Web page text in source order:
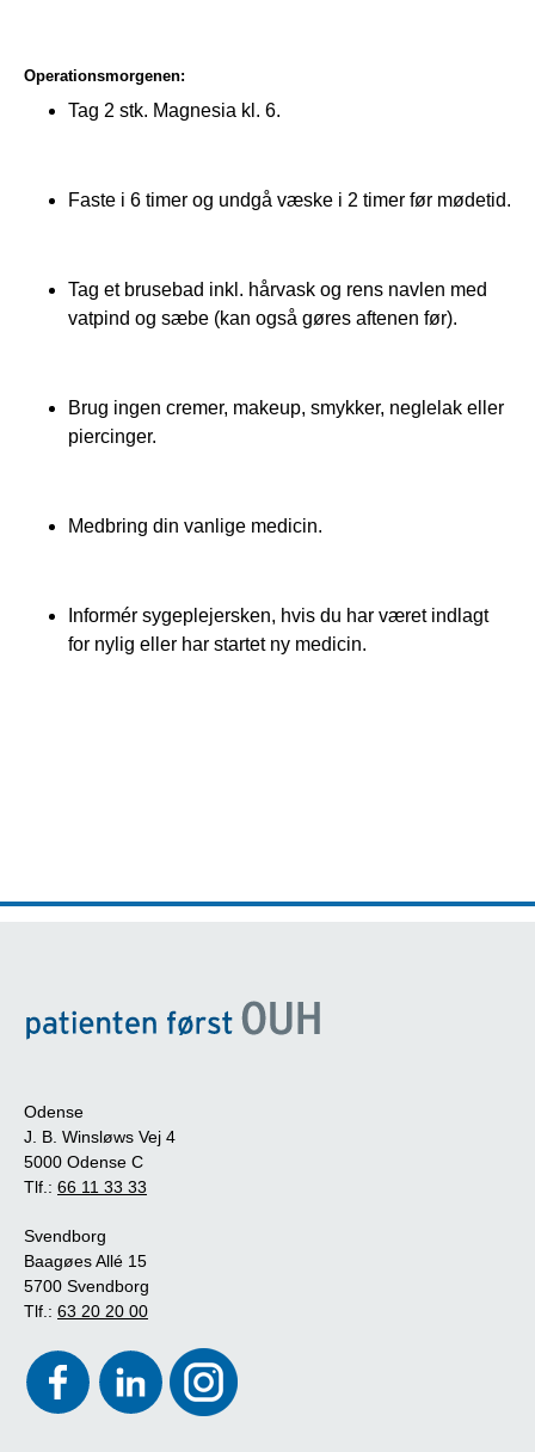
Operationsmorgenen:
Tag 2 stk. Magnesia kl. 6.
Faste i 6 timer og undgå væske i 2 timer før mødetid.
Tag et brusebad inkl. hårvask og rens navlen med
vatpind og sæbe (kan også gøres aftenen før).
Brug ingen cremer, makeup, smykker, neglelak eller
piercinger.
Medbring din vanlige medicin.
Informér sygeplejersken, hvis du har været indlagt
for nylig eller har startet ny medicin.
Odense
J. B. Winsløws Vej 4
5000 Odense C
Tlf.: 66 11 33 33
Svendborg
Baagøes Allé 15
5700 Svendborg
Tlf.: 63 20 20 00